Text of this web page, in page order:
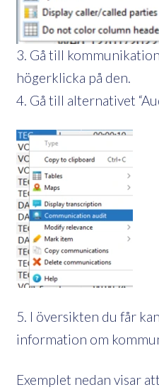
3. Gå till
högerklicka på den.
4. Gå till alternativet
5. I översikten du får
information om
Exemplet nedan visar